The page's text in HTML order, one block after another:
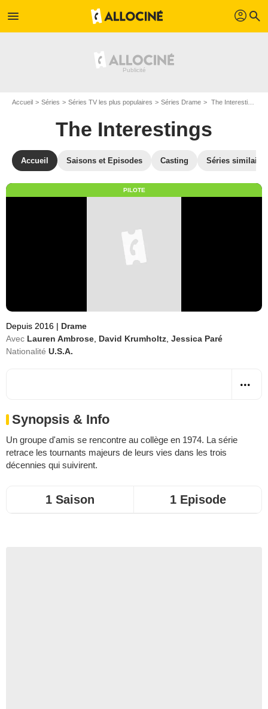
menu profil search
Accueil Séries Séries TV les plus populaires Séries Drame The Interestings
The Interestings
Accueil Saisons et Episodes Casting Séries similaires
PILOTE
Depuis 2016 | Drame
Avec Lauren Ambrose David Krumholtz Jessica Paré
Nationalité U.S.A.
Synopsis & Info
Un groupe d'amis se rencontre au collège en 1974. La série
retrace les tournants majeurs de leurs vies dans les trois
décennies qui suivirent.
1 Saison 1 Episode